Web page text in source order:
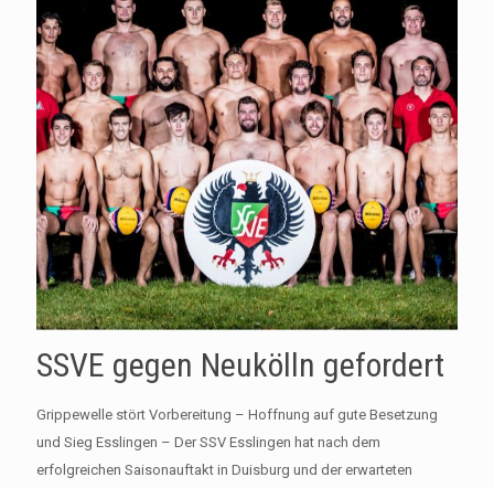
SSVE gegen Neukölln gefordert
Grippewelle stört Vorbereitung – Hoffnung auf gute Besetzung
und Sieg Esslingen – Der SSV Esslingen hat nach dem
erfolgreichen Saisonauftakt in Duisburg und der erwarteten